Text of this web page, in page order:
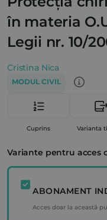
în materia
Legii nr. 10/
Cristina Nica
MODUL CIVIL
Cuprins Varianta
Variante pentru acces
ABONAMENT
Acces doar la această